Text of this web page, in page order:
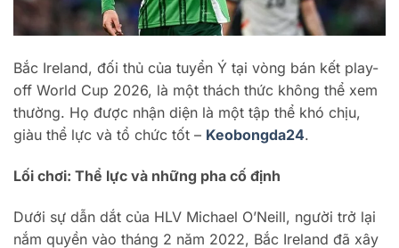
Bắc Ireland, đối thủ của tuyển Ý tại vòng bán kết play-
off World Cup 2026, là một thách thức không thể xem
thường. Họ được nhận diện là một tập thể khó chịu,
giàu thể lực và tổ chức tốt – Keobongda24.
Lối chơi: Thể lực và những pha cố định
Dưới sự dẫn dắt của HLV Michael O’Neill, người trở lại
nắm quyền vào tháng 2 năm 2022, Bắc Ireland đã xây